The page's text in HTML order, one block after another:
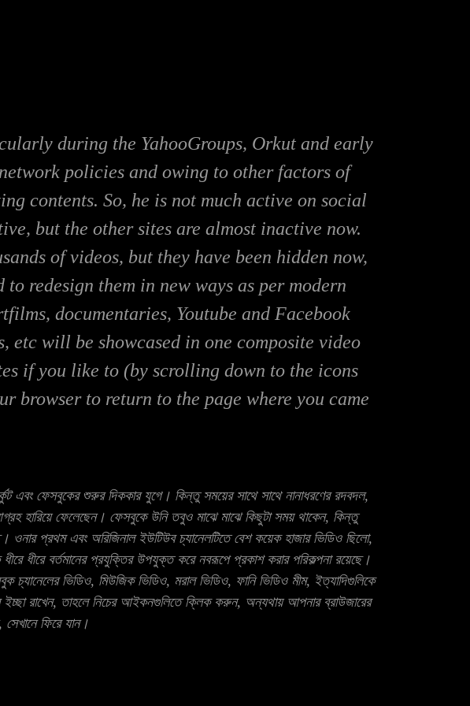
during the YahooGroups, Orkut and early
policies and owing to other factors of
contents. So, he is not much active on social
but the other sites are almost inactive now.
of videos, but they have been hidden now,
redesign them in new ways as per modern
documentaries, Youtube and Facebook
etc will be showcased in one composite video
if you like to (by scrolling down to the icons
browser to return to the page where you came
এবং ফেসবুকের শুরুর দিককার যুগে। কিন্তু সময়ের সাথে সাথে নানাধরণের রদবদল,
হারিয়ে ফেলেছেন। ফেসবুকে উনি তবুও মাঝে মাঝে কিছুটা সময় থাকেন, কিন্তু
প্রথম এবং অরিজিনাল ইউটিউব চ্যানেলটিতে বেশ কয়েক হাজার ভিডিও ছিলো,
ধীরে বর্তমানের প্রযুক্তির উপযুক্ত করে নবরূপে প্রকাশ করার পরিকল্পনা রয়েছে।
চ্যানেলের ভিডিও, মিউজিক ভিডিও, মরাল ভিডিও, ফানি ভিডিও মীম, ইত্যাদিগুলিকে
ইচ্ছা রাখেন, তাহলে নিচের আইকনগুলিতে ক্লিক করুন, অন্যথায় আপনার ব্রাউজারের
ফিরে যান।